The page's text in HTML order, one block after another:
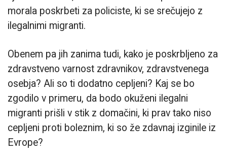
morala poskrbeti za policiste, ki se srečujejo z
ilegalnimi migranti.
Obenem pa jih zanima tudi, kako je poskrbljeno za
zdravstveno varnost zdravnikov, zdravstvenega
osebja? Ali so ti dodatno cepljeni? Kaj se bo
zgodilo v primeru, da bodo okuženi ilegalni
migranti prišli v stik z domačini, ki prav tako niso
cepljeni proti boleznim, ki so že zdavnaj izginile iz
Evrope?